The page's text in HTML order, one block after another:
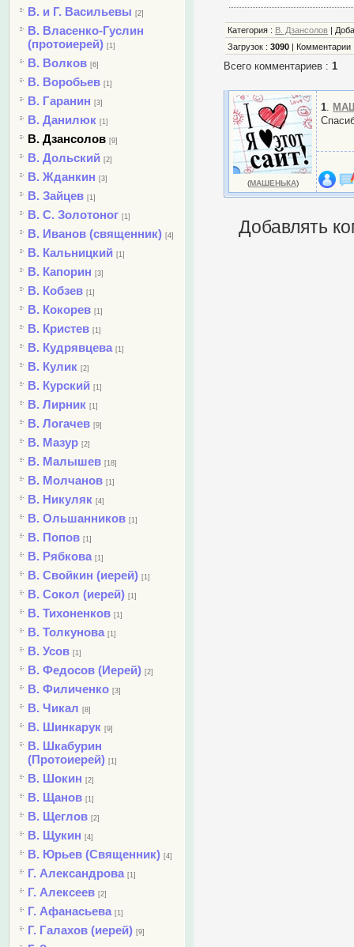
В. и Г. Васильевы [2]
В. Власенко-Гуслин
(протоиерей) [1]
В. Волков [6]
В. Воробьев [1]
В. Гаранин [3]
В. Данилюк [1]
В. Дзансолов [9]
В. Дольский [2]
В. Жданкин [3]
В. Зайцев [1]
В. С. Золотоног [1]
В. Иванов (священник) [4]
В. Кальницкий [1]
В. Капорин [3]
В. Кобзев [1]
В. Кокорев [1]
В. Кристев [1]
В. Кудрявцева [1]
В. Кулик [2]
В. Курский [1]
В. Лирник [1]
В. Логачев [9]
В. Мазур [2]
В. Малышев [18]
В. Молчанов [1]
В. Никуляк [4]
В. Ольшанников [1]
В. Попов [1]
В. Рябкова [1]
В. Свойкин (иерей) [1]
В. Сокол (иерей) [1]
В. Тихоненков [1]
В. Толкунова [1]
В. Усов [1]
В. Федосов (Иерей) [2]
В. Филиченко [3]
В. Чикал [8]
В. Шинкарук [9]
В. Шкабурин
(Протоиерей) [1]
В. Шокин [2]
В. Щанов [1]
В. Щеглов [2]
В. Щукин [4]
В. Юрьев (Священник) [4]
Г. Александрова [1]
Г. Алексеев [2]
Г. Афанасьева [1]
Г. Галахов (иерей) [9]
Категория : В. Дзансолов
Загрузок :3090 Комментарии
Всего комментариев :1
(МАШЕНЬКА)
1.
Добавлять